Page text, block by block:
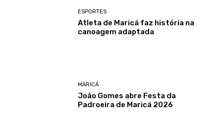
ESPORTES
Atleta de Maricá faz história na
canoagem adaptada
MARICÁ
João Gomes abre Festa da
Padroeira de Maricá 2026